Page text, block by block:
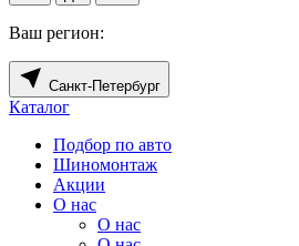
Ваш регион:
Санкт-Петербург
Каталог
Подбор по авто
Шиномонтаж
Акции
О нас
О нас